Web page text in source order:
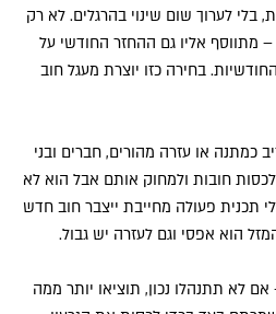
בלי לערוך שום שינוי בהרגלים. לא רק
– מתווסף אליו גם ההחזר החודשי על
בחירה כזו יוצרת מעגל חוב
כמתנה או עזרה מהורים, חברים ובני
חובות ולמחוק אותם אבל הוא לא
תכנית פעולה מחייבת ייצבר חוב חדש
הוא אפסי וגם לעזרה יש גבול.
לא תתנהלו נכון, תוציאו יותר ממה